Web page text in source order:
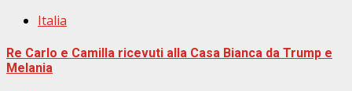
Italia
Re Carlo e Camilla ricevuti alla Casa Bianca da Trump e
Melania